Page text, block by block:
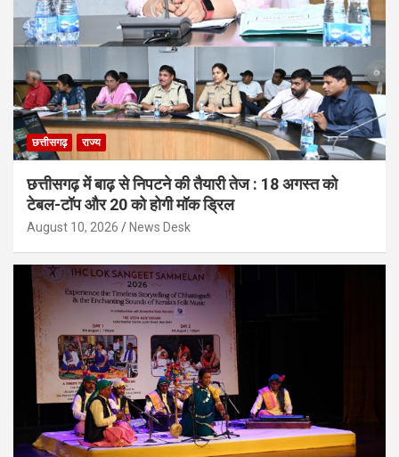
छत्तीसगढ़ राज्य
छत्तीसगढ़ में बाढ़ से निपटने की तैयारी तेज : 18 अगस्त को
टेबल-टॉप और 20 को होगी मॉक ड्रिल
August 10, 2026 News Desk